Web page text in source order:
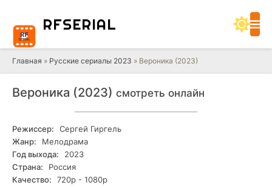
RFSERIAL
Главная » Русские сериалы 2023 » Вероника (2023)
Вероника (2023) смотреть онлайн
Режиссер:
Сергей Гиргель
Жанр:
Мелодрама
Год выхода:
2023
Страна:
Россия
Качество:
720р - 1080р